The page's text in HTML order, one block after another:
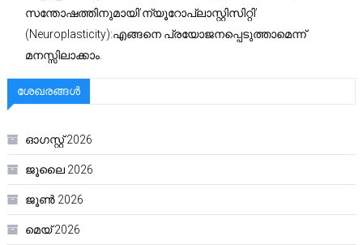
സന്തോഷത്തിനുമായി’ന്യൂറോപ്ലാസ്റ്റിസിറ്റി’
(Neuroplasticity):എങ്ങനെ പ്രയോജനപ്പെടുത്താമെന്ന്
മനസ്സിലാക്കാം.
ശേഖരങ്ങൾ
ഓഗസ്റ്റ്‌ 2026
ജൂലൈ 2026
ജൂൺ 2026
മെയ്‌ 2026